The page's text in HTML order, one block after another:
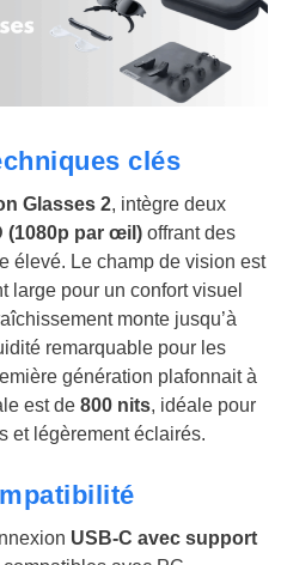
clés
Glasses 2, intègre deux
(1080p par œil) offrant des
élevé. Le champ de vision est
large pour un confort visuel
monte jusqu’à
remarquable pour les
génération plafonnait à
est de800 nits, idéale pour
et légèrement éclairés.
USB-C avec support